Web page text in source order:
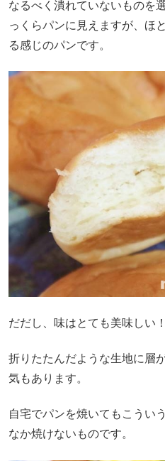
なるべく潰れていないものを
っくらパンに見えますが、ほ
る感じのパンです。
だだし、味はとても美味しい！
折りたたんだような生地に層
気もあります。
自宅でパンを焼いてもこうい
なか焼けないものです。